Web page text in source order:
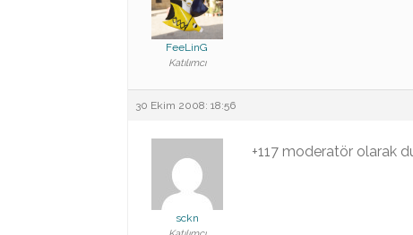
FeeLinG
Katılımcı
30 Ekim 2008: 18:56
sckn
+117 moderatör olarak